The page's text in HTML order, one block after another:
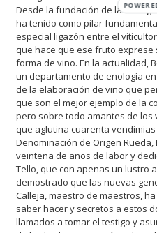
Desde la fundación de la
ha tenido como pilar
especial ligazón entre el
que hace que ese fruto exprese
forma de vino. En la actualidad,
un departamento de enología
de la elaboración de vino que
que son el mejor ejemplo de la
pero sobre todo amantes de los
que aglutina cuarenta
Denominación de Origen
veintena de años de labor y
Tello, que con apenas un lustro
demostrado que las nuevas
Calleja, maestro de maestros,
saber hacer y secretos a estos
llamados a tomar el testigo y